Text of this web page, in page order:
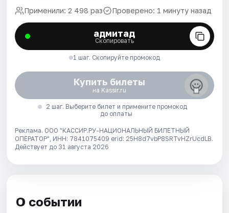
Применили: 2 498 раз Проверено: 1 минуту назад
адмитад
Скопировать
1 шаг. Скопируйте промокод
Купить билеты
на Kassir.ru
2 шаг. Выберите билет и примените промокод
до оплаты
Реклама. ООО "КАССИР.РУ-НАЦИОНАЛЬНЫЙ БИЛЕТНЫЙ
ОПЕРАТОР", ИНН: 7841075409 erid: 25H8d7vbP8SRTvHZrUcdLB.
Действует до 31 августа 2026
О событии